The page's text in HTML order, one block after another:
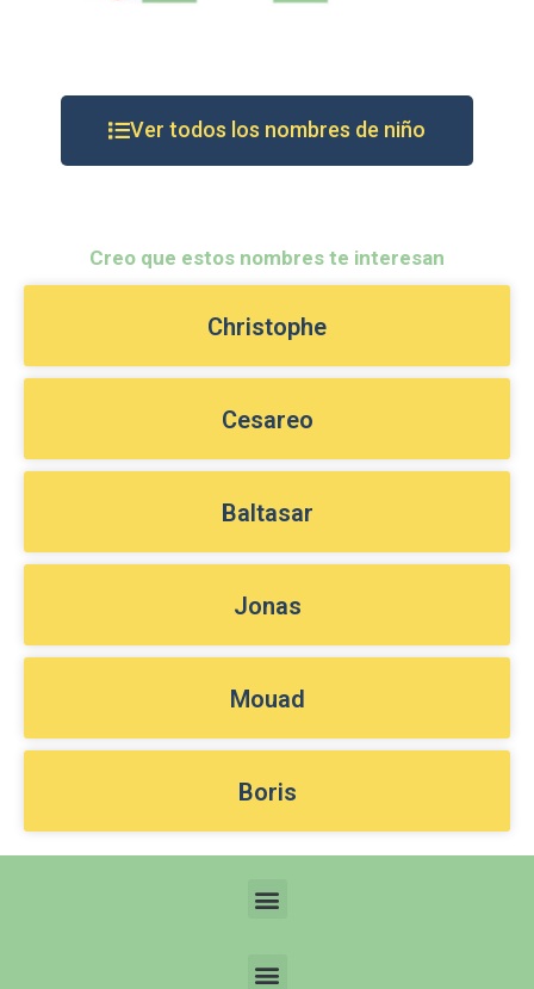
Ver todos los nombres de niño
Creo que estos nombres te interesan
Christophe
Cesareo
Baltasar
Jonas
Mouad
Boris